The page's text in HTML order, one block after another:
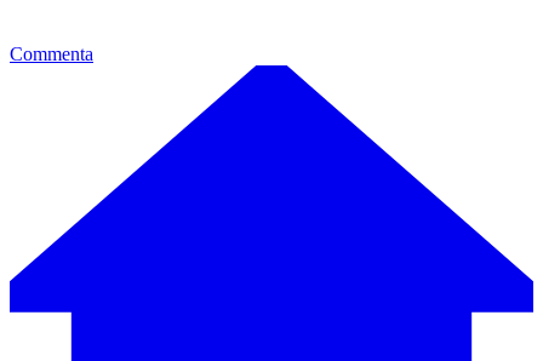
Commenta